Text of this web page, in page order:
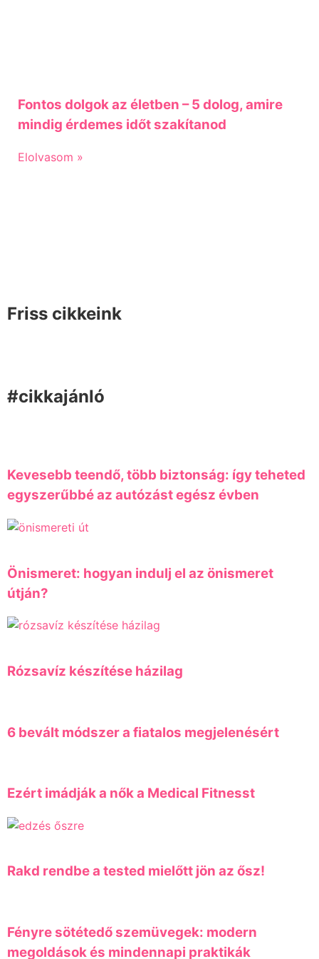
Fontos dolgok az életben – 5 dolog, amire
mindig érdemes időt szakítanod
Elolvasom »
Friss cikkeink
#cikkajánló
Kevesebb teendő, több biztonság: így teheted
egyszerűbbé az autózást egész évben
Önismeret: hogyan indulj el az önismeret
útján?
Rózsavíz készítése házilag
6 bevált módszer a fiatalos megjelenésért
Ezért imádják a nők a Medical Fitnesst
Rakd rendbe a tested mielőtt jön az ősz!
Fényre sötétedő szemüvegek: modern
megoldások és mindennapi praktikák